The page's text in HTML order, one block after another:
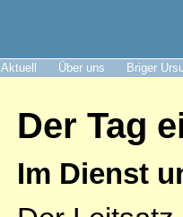
Aktuell Über uns Briger
Der Tag
Im Dienst